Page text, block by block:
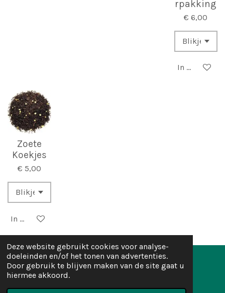
Deze website gebruikt cookies voor analyse-
doeleinden en/of het tonen van advertenties.
Door gebruik te blijven maken van de site gaat u
hiermee akkoord.
rpakking
€ 6,00
In
Zoete
Koekjes
€ 5,00
In winkelwagen